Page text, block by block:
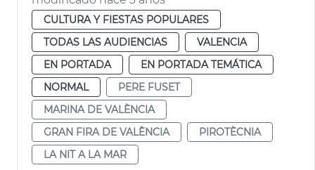
CULTURA Y FIESTAS POPULARES
TODAS LAS AUDIENCIAS
VALENCIA
EN PORTADA
EN PORTADA TEMÁTICA
NORMAL
PERE FUSET
MARINA DE VALÈNCIA
GRAN FIRA DE VALÈNCIA
PIROTÈCNIA
LA NIT A LA MAR